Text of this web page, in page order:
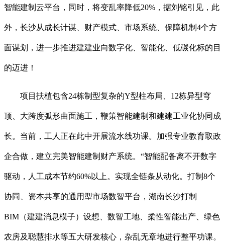
智能建制云平台，同时，将变乱率降低20%，据刘铭引见，此
外，长沙从成长计谋、财产模式、市场系统、保障机制4个方
面谋划，进一步推进建建业向数字化、智能化、低碳化标的目
的迈进！
项目扶植包含24栋制型复杂的Y型柱布局、12栋异型穹
顶、大跨度弧形曲面施工，鞭策智能建制和建建工业化协同成
长。当前，工人正在此中开展流水线功课。加强专业教育取政
企合做，建立完美智能建制财产系统。“智能配备离不开数字
驱动，人工成本节约60%以上。实现全链条从动化。打制8个
协同、资本共享的通用型市场数智平台，湖南长沙打制
BIM（建建消息模子）设想、数智工地、柔性智能出产、绿色
农房及聪慧排水等五大研发核心，杂乱无章地进行整平功课。